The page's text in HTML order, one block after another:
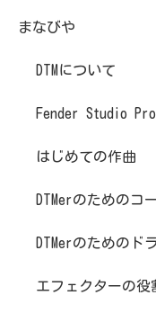
まなびや
DTMについて
Fender Studio
はじめての作曲
DTMerのためのコ
DTMerのためのド
エフェクターの役